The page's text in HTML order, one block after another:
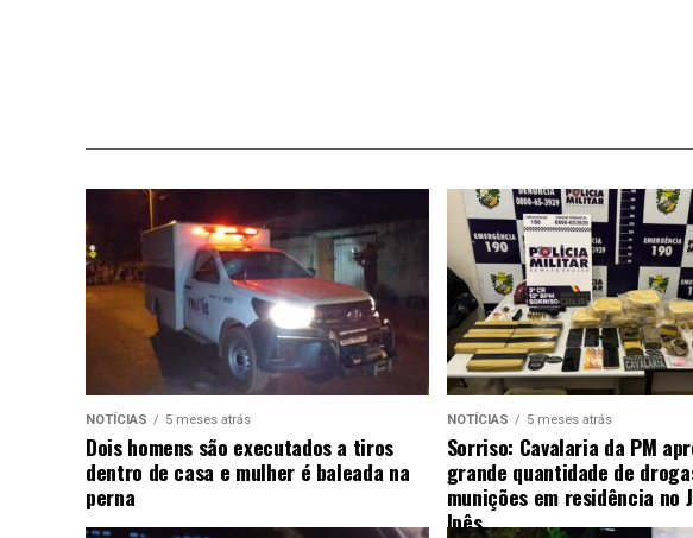
NOTÍCIAS 5 meses atrás
Dois homens são executados a tiros
dentro de casa e mulher é baleada na
perna
NOTÍCIAS 5 meses atrás
Sorriso: Cavalaria da PM
grande quantidade de
munições em residência no
Ipês